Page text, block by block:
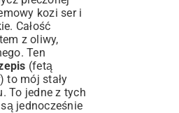
kozi ser i
Całość
z oliwy,
Ten
(fetą
to mój stały
To jedne z tych
jednocześnie